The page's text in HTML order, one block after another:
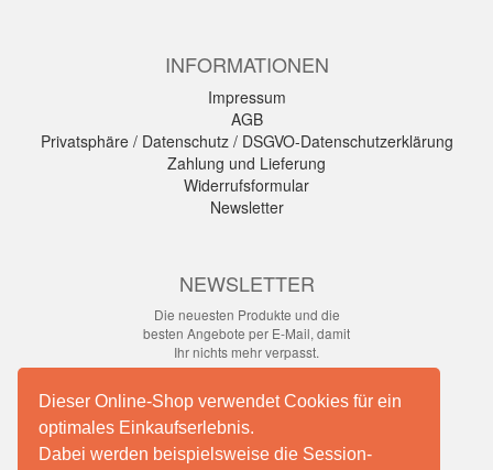
Dieser Online-Shop verwendet Cookies für ein
optimales Einkaufserlebnis.
Dabei werden beispielsweise die Session-
INFORMATIONEN
Impressum
AGB
Privatsphäre / Datenschutz / DSGVO-Datenschutzerklärung
Zahlung und Lieferung
Widerrufsformular
Newsletter
NEWSLETTER
Die neuesten Produkte und die
besten Angebote per E-Mail, damit
Ihr nichts mehr verpasst.
Abonnieren